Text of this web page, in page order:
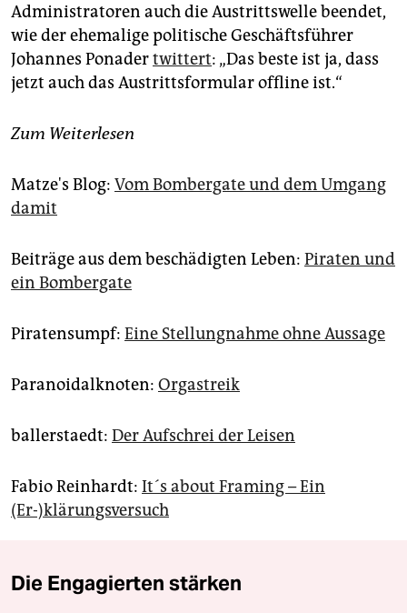
Administratoren auch die Austrittswelle beendet,
wie der ehemalige politische Geschäftsführer
Johannes Ponadertwittert: „Das beste ist ja, dass
jetzt auch das Austrittsformular offline ist.“
Zum Weiterlesen
Matze's Blog: Vom Bombergate und dem Umgang
damit
Beiträge aus dem beschädigten Leben: Piraten und
ein Bombergate
Piratensumpf: Eine Stellungnahme ohne Aussage
Paranoidalknoten: Orgastreik
ballerstaedt: Der Aufschrei der Leisen
Fabio Reinhardt: It´s about Framing – Ein
(Er-)klärungsversuch
Die Engagierten stärken